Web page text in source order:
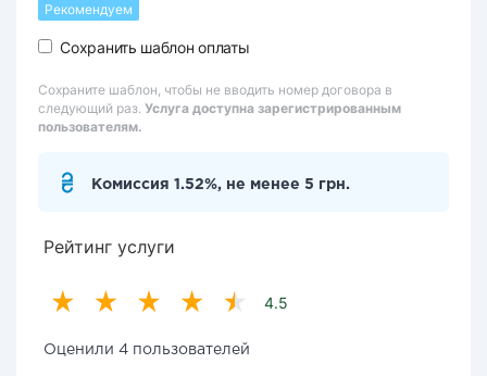
Рекомендуем
Сохранить шаблон оплаты
Сохраните шаблон, чтобы не вводить номер договора в
следующий раз. Услуга доступна зарегистрированным
пользователям.
Комиссия 1.52%, не менее 5 грн.
Рейтинг услуги
4.5
Оценили 4 пользователей